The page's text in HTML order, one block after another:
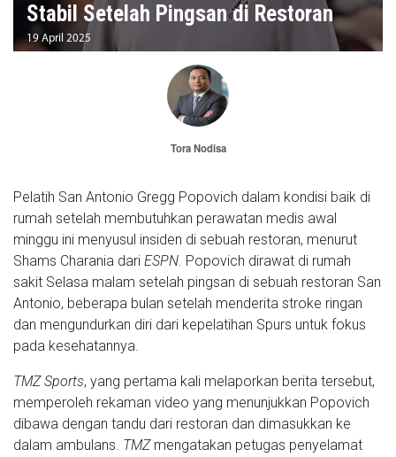
Stabil Setelah Pingsan di Restoran
19 April 2025
Tora Nodisa
Pelatih San Antonio Gregg Popovich dalam kondisi baik di
rumah setelah membutuhkan perawatan medis awal
minggu ini menyusul insiden di sebuah restoran, menurut
Shams Charania dari ESPN. Popovich dirawat di rumah
sakit Selasa malam setelah pingsan di sebuah restoran San
Antonio, beberapa bulan setelah menderita stroke ringan
dan mengundurkan diri dari kepelatihan Spurs untuk fokus
pada kesehatannya.
TMZ Sports, yang pertama kali melaporkan berita tersebut,
memperoleh rekaman video yang menunjukkan Popovich
dibawa dengan tandu dari restoran dan dimasukkan ke
dalam ambulans. TMZ mengatakan petugas penyelamat